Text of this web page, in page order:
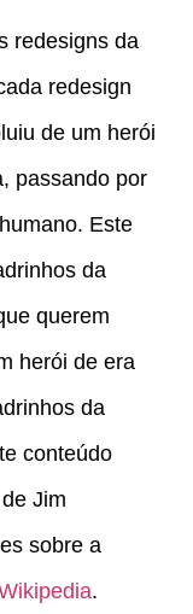
redesigns da
redesign
de um herói
passando por
Este
da
querem
herói de era
da
conteúdo
Jim
sobre a
.